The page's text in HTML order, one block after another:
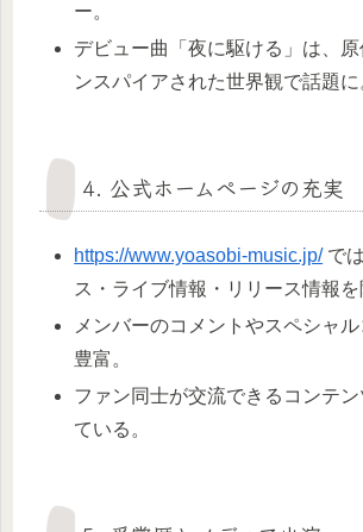
ー。
デビュー曲「夜に駆ける」は、原
ンスパイアされた世界観で話題に
4. 公式ホームページの充実
https://www.yoasobi-music.jp/で
ス・ライブ情報・リリース情報を
メンバーのコメントやスペシャ
豊富。
ファン同士が交流できるコンテ
ている。